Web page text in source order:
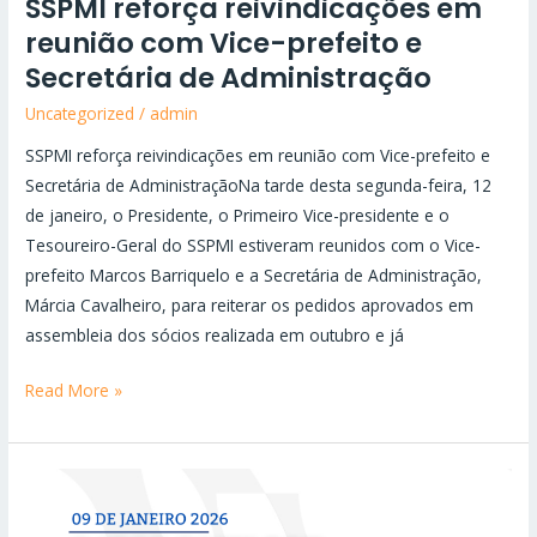
SSPMI reforça reivindicações em
reunião com Vice-prefeito e
Secretária de Administração
Uncategorized / admin
SSPMI reforça reivindicações em reunião com Vice-prefeito e
Secretária de AdministraçãoNa tarde desta segunda-feira, 12
de janeiro, o Presidente, o Primeiro Vice-presidente e o
Tesoureiro-Geral do SSPMI estiveram reunidos com o Vice-
prefeito Marcos Barriquelo e a Secretária de Administração,
Márcia Cavalheiro, para reiterar os pedidos aprovados em
assembleia dos sócios realizada em outubro e já
Read More »